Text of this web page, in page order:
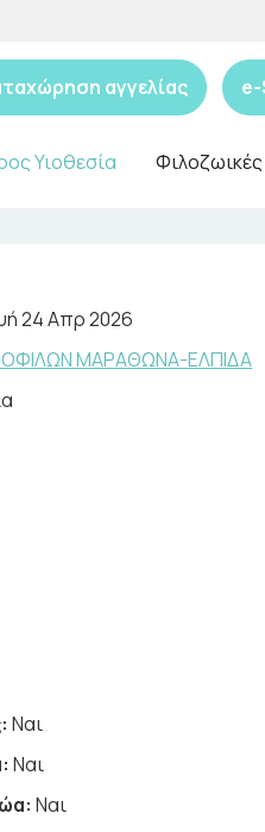
αγγελίας
Υιοθεσία Φιλοζωικές
24 Απρ 2026
ΜΑΡΑΘΩΝΑ-ΕΛΠΙΔΑ
Ναι
Ναι
Ναι